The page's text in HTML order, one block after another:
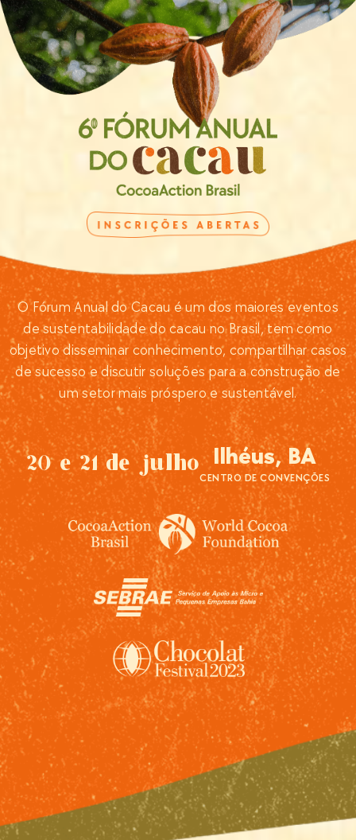
O Fórum Anual do Cacau é um dos maiores eventos
de sustentabilidade do cacau no Brasil, tem como
objetivo disseminar conhecimento, compartilhar casos
de sucesso e discutir soluções para a construção de
um setor mais próspero e sustentável.
20 e 21 de julho Ilhéus, BA
CENTRO DE CONVENÇÕES